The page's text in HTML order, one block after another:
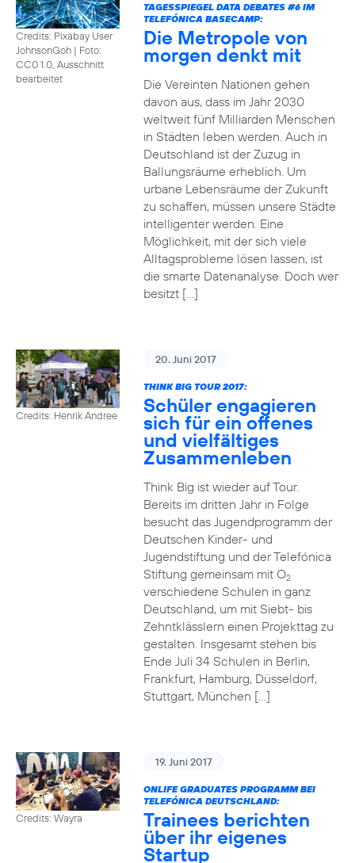
Credits: Pixabay User
JohnsonGoh | Foto:
CC0 1.0, Ausschnitt
bearbeitet
TAGESSPIEGEL DATA DEBATES #6IM
TELEFÓNICA BASECAMP:
Die Metropole von
morgen denkt mit
Die Vereinten Nationen gehen
davon aus, dass im Jahr 2030
weltweit fünf Milliarden Menschen
in Städten leben werden. Auch in
Deutschland ist der Zuzug in
Ballungsräume erheblich. Um
urbane Lebensräume der Zukunft
zu schaffen, müssen unsere Städte
intelligenter werden. Eine
Möglichkeit, mit der sich viele
Alltagsprobleme lösen lassen, ist
die smarte Datenanalyse. Doch wer
besitzt […]
Credits: Henrik Andree
20. Juni 2017
THINK BIG TOUR 2017:
Schüler engagieren
sich für ein offenes
und vielfältiges
Zusammenleben
Think Big ist wieder auf Tour.
Bereits im dritten Jahr in Folge
besucht das Jugendprogramm der
Deutschen Kinder- und
Jugendstiftung und der Telefónica
Stiftung gemeinsam mit O2
verschiedene Schulen in ganz
Deutschland, um mit Siebt- bis
Zehntklässlern einen Projekttag zu
gestalten. Insgesamt stehen bis
Ende Juli 34 Schulen in Berlin,
Frankfurt, Hamburg, Düsseldorf,
Stuttgart, München […]
Credits: Wayra
19. Juni 2017
ONLIFE GRADUATES PROGRAMM BEI
TELEFÓNICA DEUTSCHLAND:
Trainees berichten
über ihr eigenes
Startup